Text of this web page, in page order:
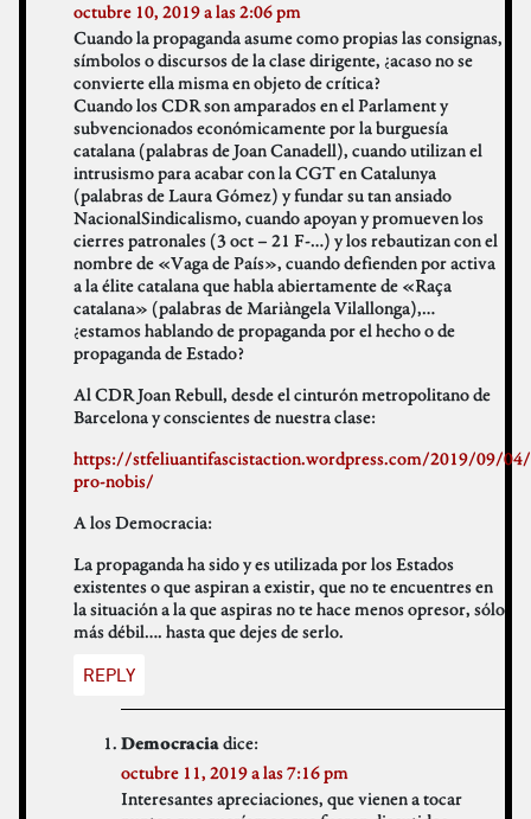
octubre 10, 2019 a las 2:06 pm
Cuando la propaganda asume como propias las consignas,
símbolos o discursos de la clase dirigente, ¿acaso no se
convierte ella misma en objeto de crítica?
Cuando los CDR son amparados en el Parlament y
subvencionados económicamente por la burguesía
catalana (palabras de Joan Canadell), cuando utilizan el
intrusismo para acabar con la CGT en Catalunya
(palabras de Laura Gómez) y fundar su tan ansiado
NacionalSindicalismo, cuando apoyan y promueven los
cierres patronales (3 oct – 21 F-…) y los rebautizan con el
nombre de «Vaga de País», cuando defienden por activa
a la élite catalana que habla abiertamente de «Raça
catalana» (palabras de Mariàngela Vilallonga),…
¿estamos hablando de propaganda por el hecho o de
propaganda de Estado?
Al CDR Joan Rebull, desde el cinturón metropolitano de
Barcelona y conscientes de nuestra clase:
https://stfeliuantifascistaction.wordpress.com/2019/09/
pro-nobis/
A los Democracia:
La propaganda ha sido y es utilizada por los Estados
existentes o que aspiran a existir, que no te encuentres en
la situación a la que aspiras no te hace menos opresor, sólo
más débil…. hasta que dejes de serlo.
REPLY
Democraciadice:
octubre 11, 2019 a las 7:16 pm
Interesantes apreciaciones, que vienen a tocar